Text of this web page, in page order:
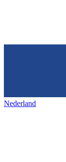
Nederland